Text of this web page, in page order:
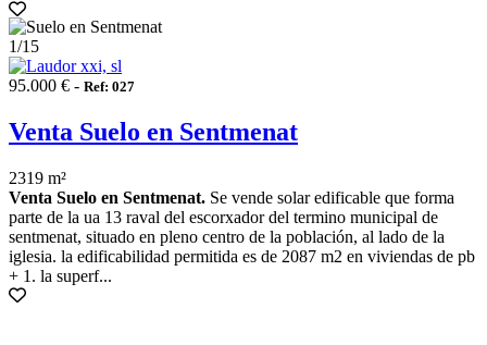
1/15
95.000 € - Ref: 027
Venta Suelo en Sentmenat
2319 m²
Venta Suelo en Sentmenat. Se vende solar edificable que forma
parte de la ua 13 raval del escorxador del termino municipal de
sentmenat, situado en pleno centro de la población, al lado de la
iglesia. la edificabilidad permitida es de 2087 m2 en viviendas de pb
+ 1. la superf...